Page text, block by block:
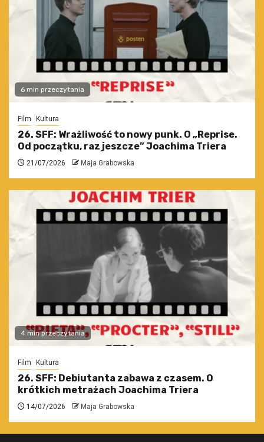
6 min przeczytania
Film Kultura
26. SFF: Wrażliwość to nowy punk. O „Reprise.
Od początku, raz jeszcze” Joachima Triera
21/07/2026 Maja Grabowska
4 min przeczytania
Film Kultura
26. SFF: Debiutanta zabawa z czasem. O
krótkich metrażach Joachima Triera
14/07/2026 Maja Grabowska